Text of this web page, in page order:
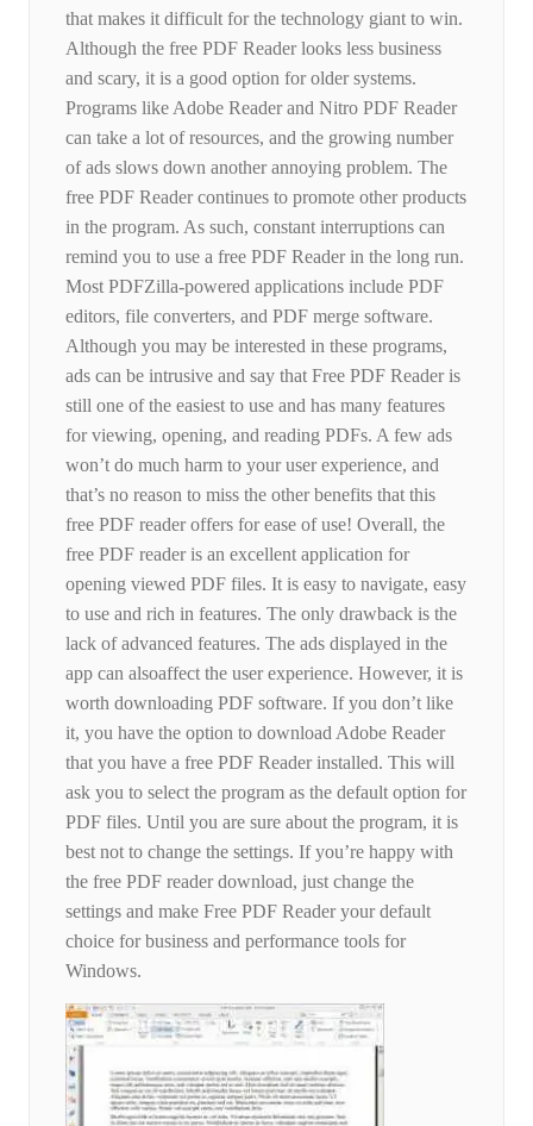
that makes it difficult for the technology giant to win.
Although the free PDF Reader looks less business
and scary, it is a good option for older systems.
Programs like Adobe Reader and Nitro PDF Reader
can take a lot of resources, and the growing number
of ads slows down another annoying problem. The
free PDF Reader continues to promote other products
in the program. As such, constant interruptions can
remind you to use a free PDF Reader in the long run.
Most PDFZilla-powered applications include PDF
editors, file converters, and PDF merge software.
Although you may be interested in these programs,
ads can be intrusive and say that Free PDF Reader is
still one of the easiest to use and has many features
for viewing, opening, and reading PDFs. A few ads
won’t do much harm to your user experience, and
that’s no reason to miss the other benefits that this
free PDF reader offers for ease of use! Overall, the
free PDF reader is an excellent application for
opening viewed PDF files. It is easy to navigate, easy
to use and rich in features. The only drawback is the
lack of advanced features. The ads displayed in the
app can alsoaffect the user experience. However, it is
worth downloading PDF software. If you don’t like
it, you have the option to download Adobe Reader
that you have a free PDF Reader installed. This will
ask you to select the program as the default option for
PDF files. Until you are sure about the program, it is
best not to change the settings. If you’re happy with
the free PDF reader download, just change the
settings and make Free PDF Reader your default
choice for business and performance tools for
Windows.